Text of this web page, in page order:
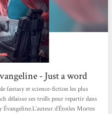
- Just a word
fantasy et science-fiction les plus
délaisse ses trolls pour repartir dans
d’Étoiles Mortes